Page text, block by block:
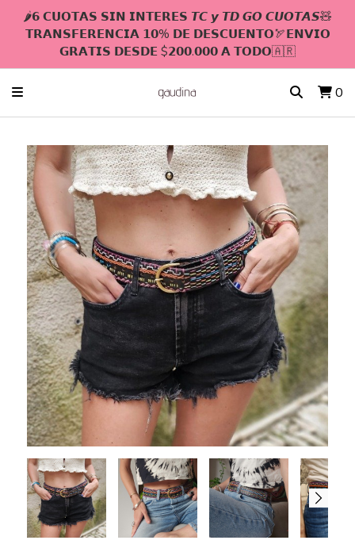
🌶𝟲 𝗖𝗨𝗢𝗧𝗔𝗦 𝗦𝗜𝗡 𝗜𝗡𝗧𝗘𝗥𝗘𝗦 𝙏𝘾 𝙮 𝙏𝘿 𝙂𝙊 𝘾𝙐𝙊𝙏𝘼𝙎🧸
𝗧𝗥𝗔𝗡𝗦𝗙𝗘𝗥𝗘𝗡𝗖𝗜𝗔 𝟭𝟬% 𝗗𝗘 𝗗𝗘𝗦𝗖𝗨𝗘𝗡𝗧𝗢🏹𝗘𝗡𝗩𝗜𝗢
𝗚𝗥𝗔𝗧𝗜𝗦 𝗗𝗘𝗦𝗗𝗘 $𝟮𝟬𝟬.𝟬𝟬𝟬 𝗔 𝗧𝗢𝗗𝗢🇦🇷
0